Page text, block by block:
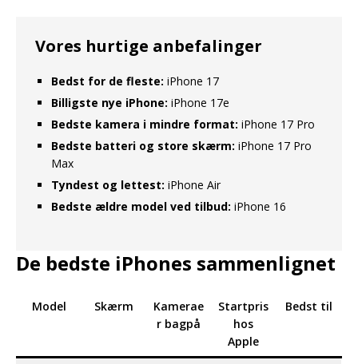
Vores hurtige anbefalinger
Bedst for de fleste: iPhone 17
Billigste nye iPhone: iPhone 17e
Bedste kamera i mindre format: iPhone 17 Pro
Bedste batteri og store skærm: iPhone 17 Pro
Max
Tyndest og lettest: iPhone Air
Bedste ældre model ved tilbud: iPhone 16
De bedste iPhones sammenlignet
Model Skærm
Kamerae
r bagpå
Startpris
hos
Apple
Bedst til